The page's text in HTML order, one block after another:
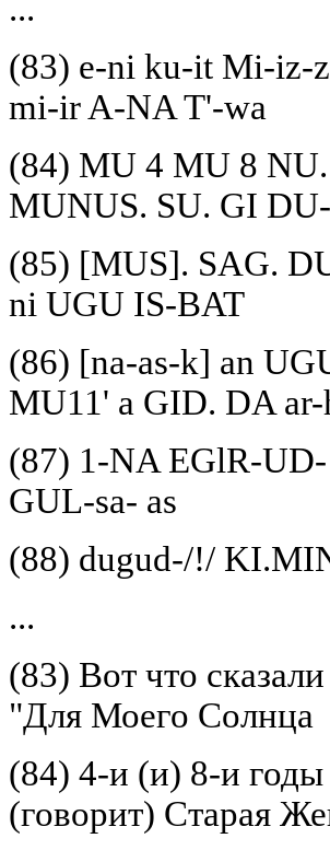
...
(83) e-ni ku-it Mi-iz-
mi-ir A-NA T'-wa
(84) MU 4 MU 8
MUNUS. SU. GI
(85) [MUS]. SAG.
ni UGU IS-BAT
(86) [na-as-k] an
MU11' a GID. DA
(87) 1-NA EGlR-
GUL-sa- as
(88) dugud-/!/
...
(83) Вот что
"Для Моего Солнца
(84) 4-и (и) 8-и годы
(говорит) Старая